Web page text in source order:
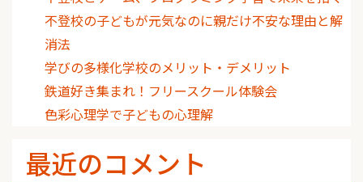
不登校の子どもが元気なのに親だけ不安な理由と解
消法
学びの多様化学校のメリット・デメリット
鉄道好き集まれ！フリースクール体験会
色彩心理学で子どもの心理解
最近のコメント